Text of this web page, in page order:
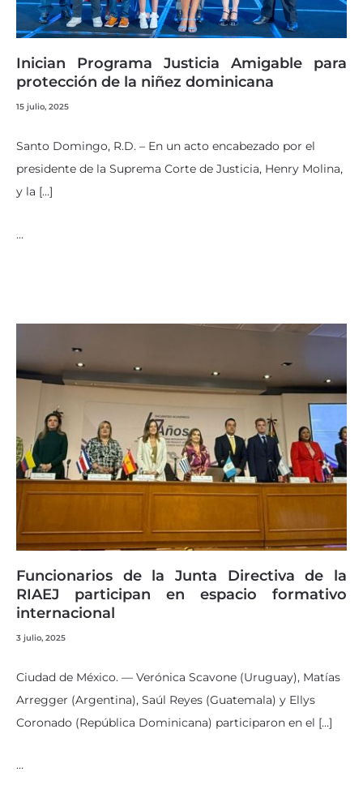
Inician Programa Justicia Amigable para
protección de la niñez dominicana
15 julio, 2025
Santo Domingo, R.D. – En un acto encabezado por el
presidente de la Suprema Corte de Justicia, Henry Molina,
y la […]
…
Funcionarios de la Junta Directiva de la
RIAEJ participan en espacio formativo
internacional
3 julio, 2025
Ciudad de México. — Verónica Scavone (Uruguay), Matías
Arregger (Argentina), Saúl Reyes (Guatemala) y Ellys
Coronado (República Dominicana) participaron en el […]
…